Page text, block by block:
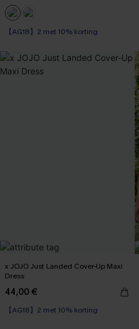
【AG18】2 met 10% korting
x JOJO Just Landed Cover-Up Maxi
Dress
44,00 €
【AG18】2 met 10% korting